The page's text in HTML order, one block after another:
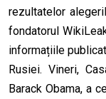
rezultatelor
fondatorul
informațiile
Rusiei. Vineri,
Barack Obama, a